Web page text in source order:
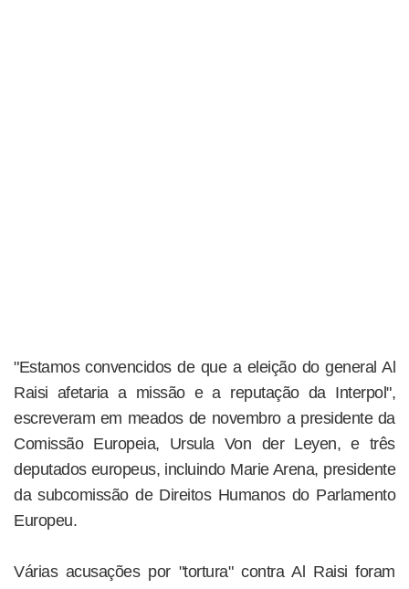
"Estamos convencidos de que a eleição do general Al
Raisi afetaria a missão e a reputação da Interpol",
escreveram em meados de novembro a presidente da
Comissão Europeia, Ursula Von der Leyen, e três
deputados europeus, incluindo Marie Arena, presidente
da subcomissão de Direitos Humanos do Parlamento
Europeu.
Várias acusações por "tortura" contra Al Raisi foram